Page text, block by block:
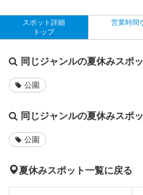
スポット詳細
トップ
営業時間
同じジャンルの夏休みスポ
公園
同じジャンルの夏休みスポ
公園
夏休みスポット一覧に戻る